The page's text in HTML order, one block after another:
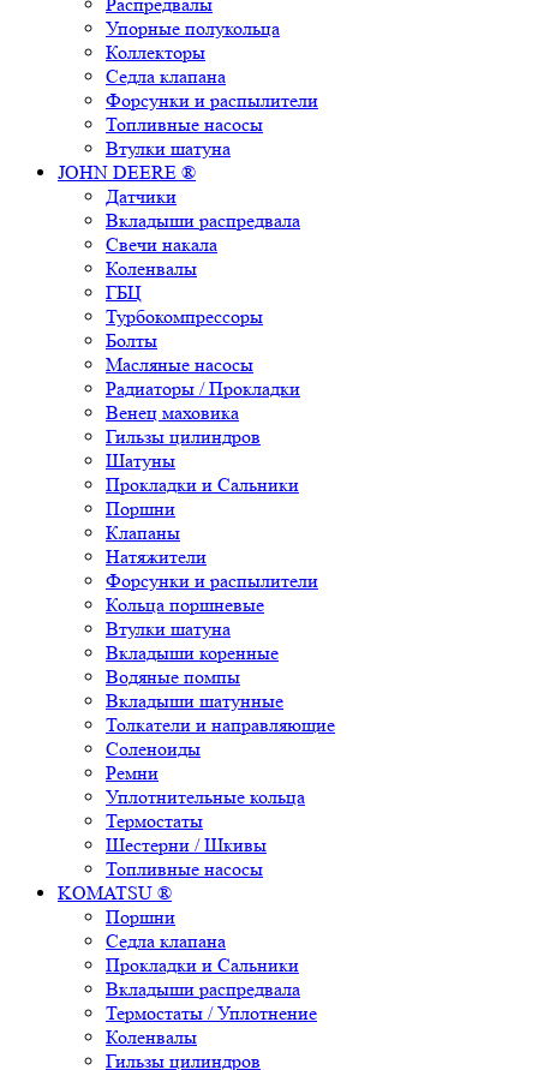
Упорные полукольца
Коллекторы
Седла клапана
Форсунки и распылители
Топливные насосы
Втулки шатуна
JOHN DEERE ®
Датчики
Вкладыши распредвала
Свечи накала
Коленвалы
ГБЦ
Турбокомпрессоры
Болты
Масляные насосы
Радиаторы / Прокладки
Венец маховика
Гильзы цилиндров
Шатуны
Прокладки и Сальники
Поршни
Клапаны
Натяжители
Форсунки и распылители
Кольца поршневые
Втулки шатуна
Вкладыши коренные
Водяные помпы
Вкладыши шатунные
Толкатели и направляющие
Соленоиды
Ремни
Уплотнительные кольца
Термостаты
Шестерни / Шкивы
Топливные насосы
KOMATSU ®
Поршни
Седла клапана
Прокладки и Сальники
Вкладыши распредвала
Термостаты / Уплотнение
Коленвалы
Гильзы цилиндров